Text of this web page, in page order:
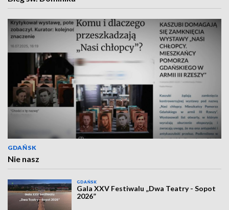
GDAŃSK
Nie nasz
GDAŃSK
Gala XXV Festiwalu „Dwa Teatry - Sopot
2026”